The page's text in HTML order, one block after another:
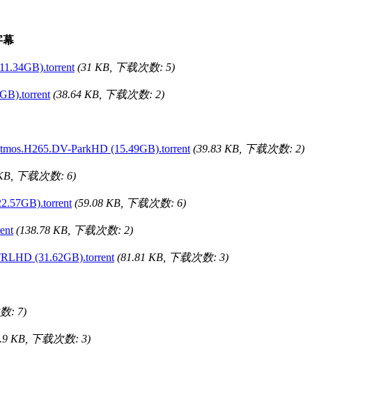
幕
(31 KB, 下载次数: 5)
(38.64 KB, 下载次数: 2)
ParkHD (15.49GB).torrent (39.83 KB, 下载次数: 2)
下载次数: 6)
(59.08 KB, 下载次数: 6)
(138.78 KB, 下载次数: 2)
(31.62GB).torrent (81.81 KB, 下载次数: 3)
: 7)
KB, 下载次数: 3)